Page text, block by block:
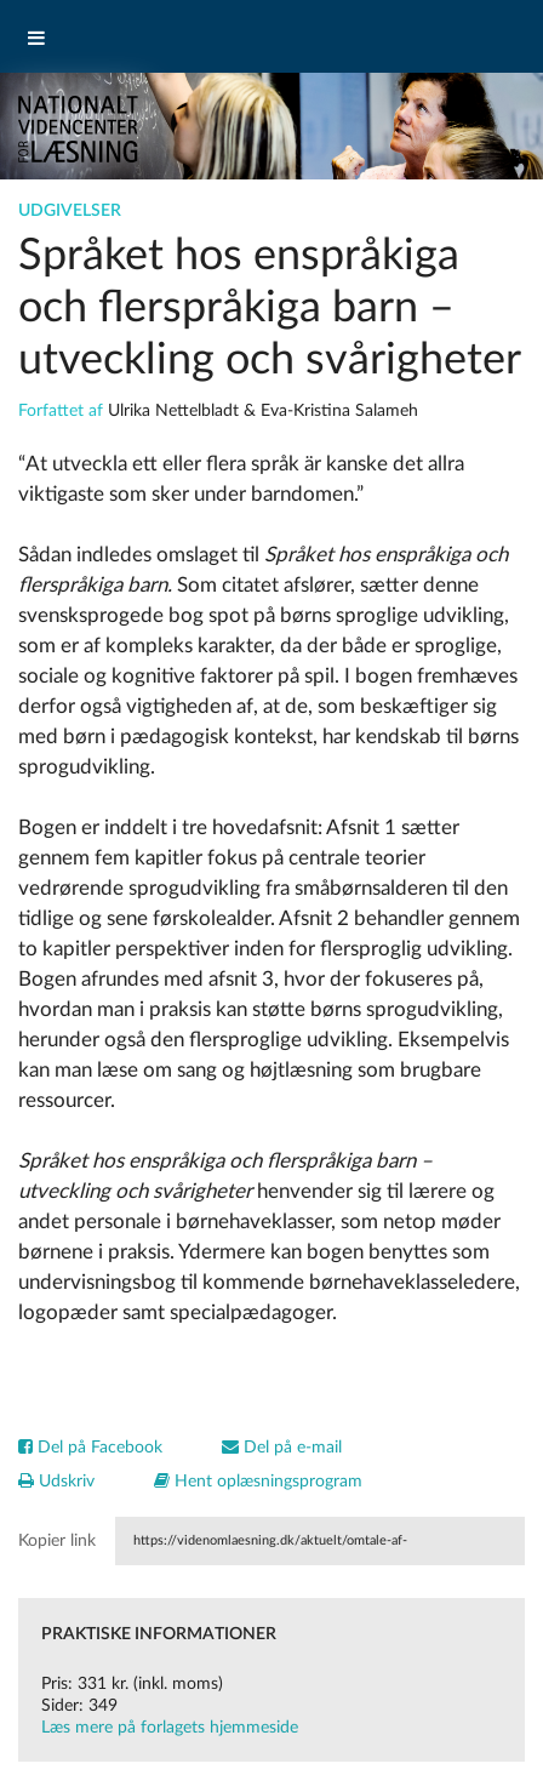
UDGIVELSER
Språket hos enspråkiga
och flerspråkiga barn –
utveckling och svårigheter
Forfattet af Ulrika Nettelbladt & Eva-Kristina Salameh
“At utveckla ett eller flera språk är kanske det allra
viktigaste som sker under barndomen.”
Sådan indledes omslaget til Språket hos enspråkiga och
flerspråkiga barn. Som citatet afslører, sætter denne
svensksprogede bog spot på børns sproglige udvikling,
som er af kompleks karakter, da der både er sproglige,
sociale og kognitive faktorer på spil. I bogen fremhæves
derfor også vigtigheden af, at de, som beskæftiger sig
med børn i pædagogisk kontekst, har kendskab til børns
sprogudvikling.
Bogen er inddelt i tre hovedafsnit: Afsnit 1 sætter
gennem fem kapitler fokus på centrale teorier
vedrørende sprogudvikling fra småbørnsalderen til den
tidlige og sene førskolealder. Afsnit 2 behandler gennem
to kapitler perspektiver inden for flersproglig udvikling.
Bogen afrundes med afsnit 3, hvor der fokuseres på,
hvordan man i praksis kan støtte børns sprogudvikling,
herunder også den flersproglige udvikling. Eksempelvis
kan man læse om sang og højtlæsning som brugbare
ressourcer.
Språket hos enspråkiga och flerspråkiga barn –
utveckling och svårigheter henvender sig til lærere og
andet personale i børnehaveklasser, som netop møder
børnene i praksis. Ydermere kan bogen benyttes som
undervisningsbog til kommende børnehaveklasseledere,
logopæder samt specialpædagoger.
Del på Facebook
Del på e-mail
Udskriv
Hent oplæsningsprogram
Kopier link https://videnomlaesning.dk/aktuelt/omtale-af-
utveckling-och-svaarigheter/
PRAKTISKE INFORMATIONER
Pris: 331 kr. (inkl. moms)
Sider: 349
Læs mere på forlagets hjemmeside